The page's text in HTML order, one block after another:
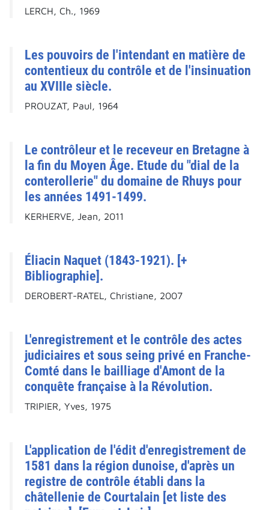
LERCH, Ch., 1969
Les pouvoirs de l'intendant en matière de
contentieux du contrôle et de l'insinuation
au XVIIIe siècle.
PROUZAT, Paul, 1964
Le contrôleur et le receveur en Bretagne à
la fin du Moyen Âge. Etude du "dial de la
conterollerie" du domaine de Rhuys pour
les années 1491-1499.
KERHERVE, Jean, 2011
Éliacin Naquet (1843-1921). [+
Bibliographie].
DEROBERT-RATEL, Christiane, 2007
L'enregistrement et le contrôle des actes
judiciaires et sous seing privé en Franche-
Comté dans le bailliage d'Amont de la
conquête française à la Révolution.
TRIPIER, Yves, 1975
L'application de l'édit d'enregistrement de
1581 dans la région dunoise, d'après un
registre de contrôle établi dans la
châtellenie de Courtalain [et liste des